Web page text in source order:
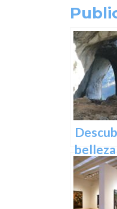
de
en las
de